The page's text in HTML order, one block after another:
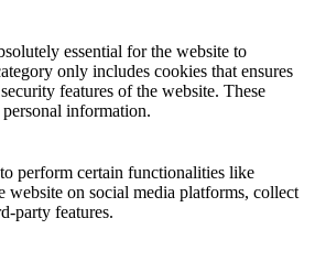
essential for the website to
only includes cookies that ensures
features of the website. These
information.
perform certain functionalities like
website on social media platforms, collect
party features.